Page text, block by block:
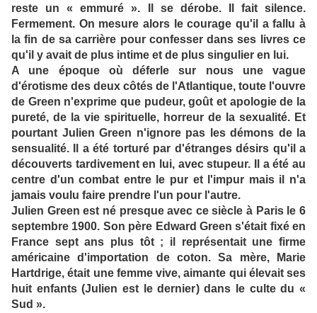
reste un « emmuré ». Il se dérobe. Il fait silence.
Fermement. On mesure alors le courage qu'il a fallu à
la fin de sa carrière pour confesser dans ses livres ce
qu'il y avait de plus intime et de plus singulier en lui.
A une époque où déferle sur nous une vague
d'érotisme des deux côtés de l'Atlantique, toute l'ouvre
de Green n'exprime que pudeur, goût et apologie de la
pureté, de la vie spirituelle, horreur de la sexualité. Et
pourtant Julien Green n'ignore pas les démons de la
sensualité. Il a été torturé par d'étranges désirs qu'il a
découverts tardivement en lui, avec stupeur. Il a été au
centre d'un combat entre le pur et l'impur mais il n'a
jamais voulu faire prendre l'un pour l'autre.
Julien Green est né presque avec ce siècle à Paris le 6
septembre 1900. Son père Edward Green s'était fixé en
France sept ans plus tôt ; il représentait une firme
américaine d'importation de coton. Sa mère, Marie
Hartdrige, était une femme vive, aimante qui élevait ses
huit enfants (Julien est le dernier) dans le culte du «
Sud ».